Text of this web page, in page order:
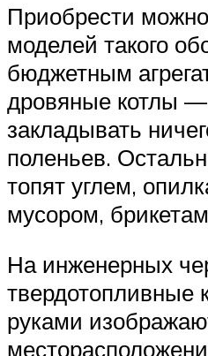
Приобрести
моделей такого
бюджетным
дровяные котлы —
закладывать
поленьев.
топят углем,
мусором,
На инженерных
твердотопливные
руками